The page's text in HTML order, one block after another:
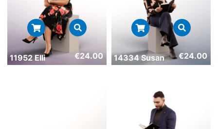
11952 Elli €24.00 14334 Susan €24.00